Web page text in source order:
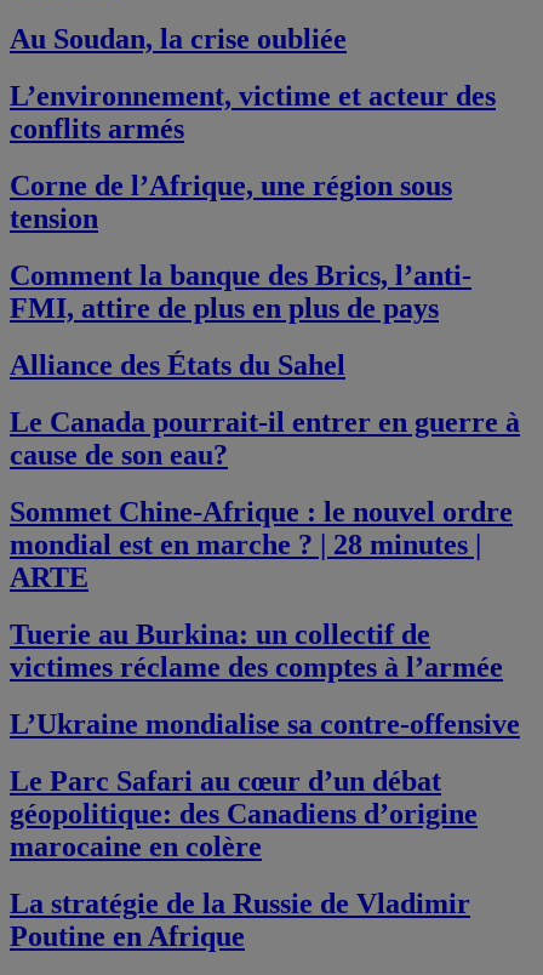
Au Soudan, la crise oubliée
L’environnement, victime et acteur des
conflits armés
Corne de l’Afrique, une région sous
tension
Comment la banque des Brics, l’anti-
FMI, attire de plus en plus de pays
Alliance des États du Sahel
Le Canada pourrait-il entrer en guerre à
cause de son eau?
Sommet Chine-Afrique : le nouvel ordre
mondial est en marche ? | 28 minutes |
ARTE
Tuerie au Burkina: un collectif de
victimes réclame des comptes à l’armée
L’Ukraine mondialise sa contre-offensive
Le Parc Safari au cœur d’un débat
géopolitique: des Canadiens d’origine
marocaine en colère
La stratégie de la Russie de Vladimir
Poutine en Afrique